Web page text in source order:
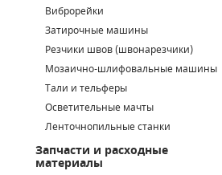
Виброрейки
Затирочные машины
Резчики швов (швонарезчики)
Мозаично-шлифовальные машины
Тали и тельферы
Осветительные мачты
Ленточнопильные станки
Запчасти и расходные
материалы
ПОДШИПНИКИ
ПОРШНЕВЫЕ БЛОКИ
ДЕТАЛИ ПОРШНЕВЫХ КОМПРЕССОРОВ
ДЕТАЛИ СПИРАЛЬНЫХ КОМПРЕССОРОВ
ДЕТАЛИ НАСОСНОЙ ЧАСТИ